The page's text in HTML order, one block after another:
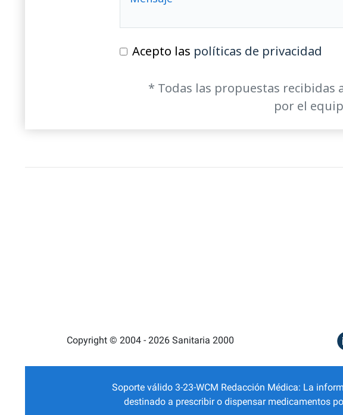
Acepto las políticas de privacidad
* Todas las propuestas recibidas
por el
Copyright © 2004 - 2026 Sanitaria 2000
Soporte válido 3-23-WCM Redacción Médica: La
destinado a prescribir o dispensar medicamentos